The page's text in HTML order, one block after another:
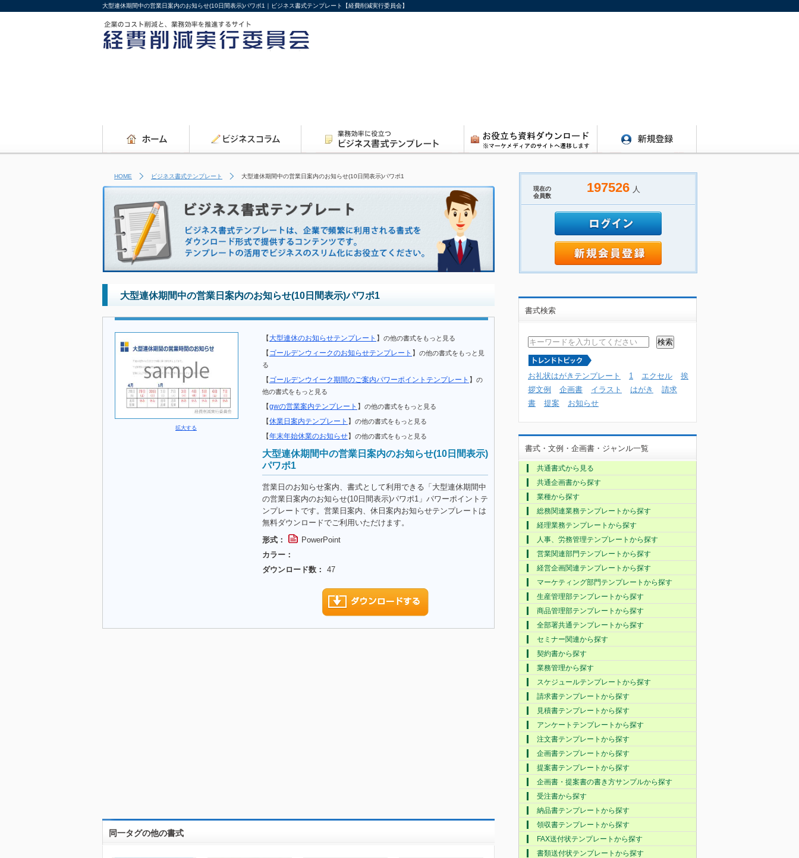
大型連休期間中の営業日案内のお知らせ(10日間表示)パワポ1｜ビジネス書式テンプレート【経費削減実行委員会】
HOME ビジネス書式テンプレート 大型連休期間中の営業日案内のお知らせ(10日間表示)パワポ1
大型連休期間中の営業日案内のお知らせ(10日間表示)パワポ1
拡大する
【大型連休のお知らせテンプレート 】 の他の書式をもっと見る
【ゴールデンウィークのお知らせテンプレート 】 の他の書式をもっと見
る
【ゴールデンウイーク期間のご案内パワーポイントテンプレート 】 の
他の書式をもっと見る
【gwの営業案内テンプレート 】 の他の書式をもっと見る
【休業日案内テンプレート 】 の他の書式をもっと見る
【年末年始休業のお知らせ】 の他の書式をもっと見る
大型連休期間中の営業日案内のお知らせ(10日間表示)
パワポ1
営業日のお知らせ案内、書式として利用できる「大型連休期間中
の営業日案内のお知らせ(10日間表示)パワポ1」パワーポイントテ
ンプレートです。営業日案内、休日案内お知らせテンプレートは
無料ダウンロードでご利用いただけます。
形式：
PowerPoint
カラー：
ダウンロード数：
47
同一タグの他の書式
現在の
会員数
197526 人
書式検索
お礼状はがきテンプレート 1 エクセル
挨
拶文例
企画書 イラスト はがき
請求
書
提案 お知らせ
書式・文例・企画書・ジャンル一覧
共通書式から見る
共通企画書から探す
業種から探す
総務関連業務テンプレートから探す
経理業務テンプレートから探す
人事、労務管理テンプレートから探す
営業関連部門テンプレートから探す
経営企画関連テンプレートから探す
マーケティング部門テンプレートから探す
生産管理部テンプレートから探す
商品管理部テンプレートから探す
全部署共通テンプレートから探す
セミナー関連から探す
契約書から探す
業務管理から探す
スケジュールテンプレートから探す
請求書テンプレートから探す
見積書テンプレートから探す
アンケートテンプレートから探す
注文書テンプレートから探す
企画書テンプレートから探す
提案書テンプレートから探す
企画書・提案書の書き方サンプルから探す
受注書から探す
納品書テンプレートから探す
領収書テンプレートから探す
FAX送付状テンプレートから探す
書類送付状テンプレートから探す